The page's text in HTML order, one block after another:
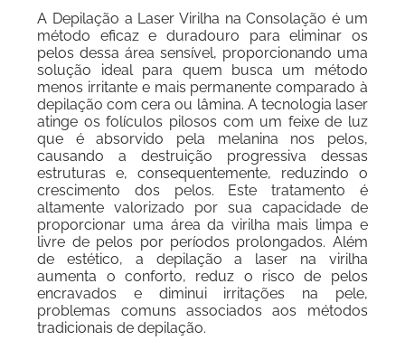
A Depilação a Laser Virilha na Consolação é um
método eficaz e duradouro para eliminar os
pelos dessa área sensível, proporcionando uma
solução ideal para quem busca um método
menos irritante e mais permanente comparado à
depilação com cera ou lâmina. A tecnologia laser
atinge os folículos pilosos com um feixe de luz
que é absorvido pela melanina nos pelos,
causando a destruição progressiva dessas
estruturas e, consequentemente, reduzindo o
crescimento dos pelos. Este tratamento é
altamente valorizado por sua capacidade de
proporcionar uma área da virilha mais limpa e
livre de pelos por períodos prolongados. Além
de estético, a depilação a laser na virilha
aumenta o conforto, reduz o risco de pelos
encravados e diminui irritações na pele,
problemas comuns associados aos métodos
tradicionais de depilação.